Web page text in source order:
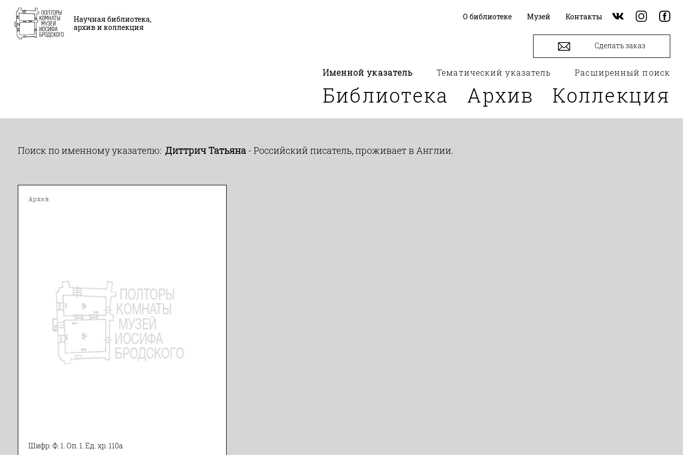
Научная библиотека,
архив и коллекция
О библиотеке Музей Контакты
Именной указатель Тематический указатель Расширенный поиск
Сделать заказ
Библиотека Архив Коллекция
Поиск по именному указателю: Диттрич Татьяна - Российский писатель, проживает в Англии.
Архив
Шифр: Ф. 1. Оп. 1. Ед. хр. 110а